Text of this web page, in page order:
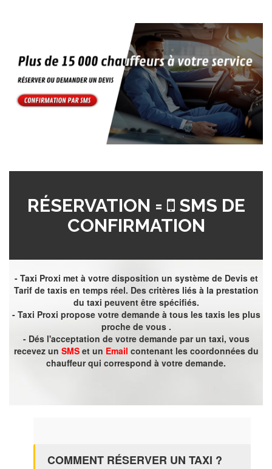
RÉSERVATION =
SMS DE
CONFIRMATION
- Taxi Proxi met à votre disposition un système de Devis et
Tarif de taxis en temps réel. Des critères liés à la prestation
du taxi peuvent être spécifiés.
- Taxi Proxi propose votre demande à tous les taxis les plus
proche de vous .
- Dés l'acceptation de votre demande par un taxi, vous
recevez un SMSet un Email contenant les coordonnées du
chauffeur qui correspond à votre demande.
COMMENT RÉSERVER UN TAXI ?